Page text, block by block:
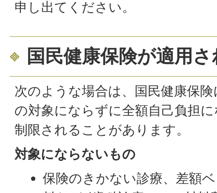
申し出てください。
国民健康保険が適用
次のような場合は、国民健康保
の対象にならずに全額自己負担
制限されることがあります。
対象にならないもの
保険のきかない診療、差額